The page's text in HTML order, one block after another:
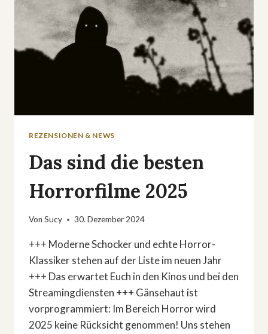
REZENSIONEN & NEWS
Das sind die besten
Horrorfilme 2025
Von Sucy 30. Dezember 2024
+++ Moderne Schocker und echte Horror-
Klassiker stehen auf der Liste im neuen Jahr
+++ Das erwartet Euch in den Kinos und bei den
Streamingdiensten +++ Gänsehaut ist
vorprogrammiert: Im Bereich Horror wird
2025 keine Rücksicht genommen! Uns stehen